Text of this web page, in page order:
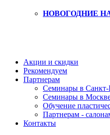
НОВОГОДНИЕ
Акции и скидки
Рекомендуем
Партнерам
Семинары в Санкт-
Семинары в
Обучение
Партнерам -
Контакты